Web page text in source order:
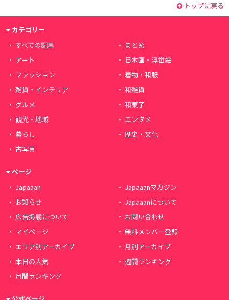
トップに戻る
カテゴリー
すべての記事
まとめ
アート
日本画・浮世絵
ファッション
着物・和服
雑貨・インテリア
和雑貨
グルメ
和菓子
観光・地域
エンタメ
暮らし
歴史・文化
古写真
ページ
Japaaan
Japaaanマガジン
お知らせ
Japaaanについて
広告掲載について
お問い合わせ
マイページ
無料メンバー登録
エリア別アーカイブ
月別アーカイブ
本日の人気
週間ランキング
月間ランキング